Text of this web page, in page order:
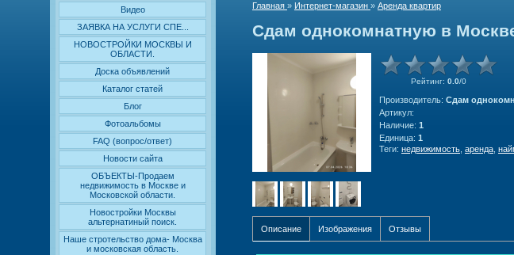
Видео
ЗАЯВКА НА УСЛУГИ СПЕ...
НОВОСТРОЙКИ МОСКВЫ И
ОБЛАСТИ.
Доска объявлений
Каталог статей
Блог
Фотоальбомы
FAQ (вопрос/ответ)
Новости сайта
ОБЪЕКТЫ-Продаем
недвижимость в Москве и
Московской области.
Новостройки Москвы
альтернатиный поиск.
Наше стротельство дома- Москва
и московская область.
Главная » Интернет-магазин » Аренда квартир
Сдам однокомнатную в
Рейтинг: 0.0/0
Производитель: Сдам
Артикул:
Наличие: 1
Единица: 1
Теги: недвижимость аренда
Описание Изображения Отзывы